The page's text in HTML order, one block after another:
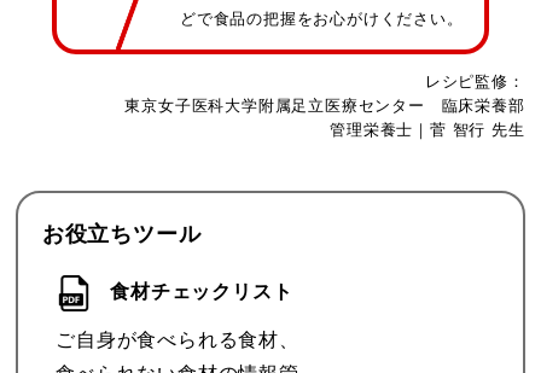
どで食品の把握をお心がけください。
レシピ監修：
東京女子医科大学附属足立医療センター 臨床栄養部
管理栄養士｜菅 智行 先生
お役立ちツール
食材チェックリスト
ご自身が食べられる食材、